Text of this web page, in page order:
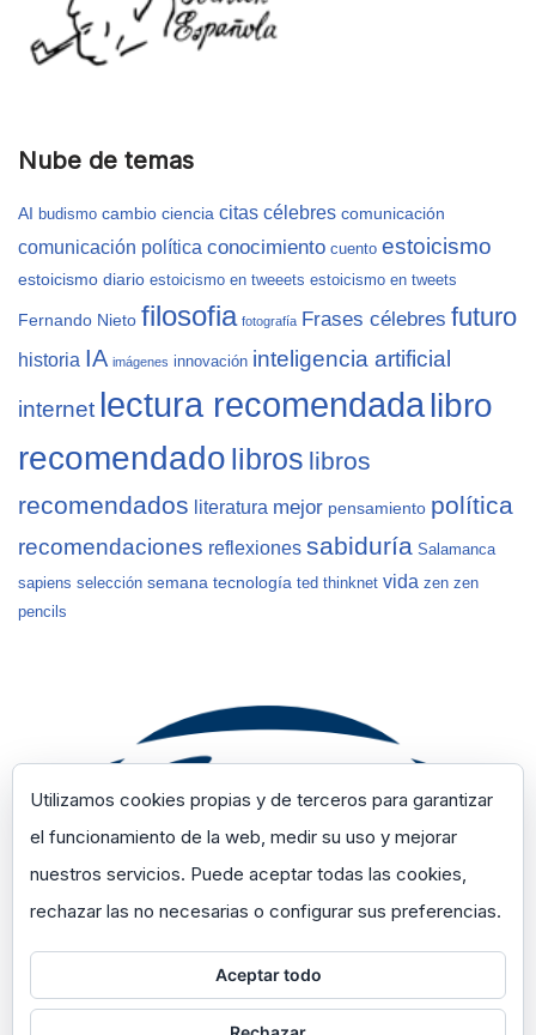
Nube de temas
AI budismo cambio ciencia citas célebres comunicación
comunicación política conocimiento cuento estoicismo
estoicismo diario estoicismo en tweeets estoicismo en tweets
Fernando Nieto filosofia fotografía Frases célebres futuro
historia IA imágenes innovación inteligencia artificial
internet lectura recomendada libro
recomendado libros libros
recomendados literatura mejor pensamiento política
recomendaciones reflexiones sabiduría Salamanca
sapiens selección semana tecnología ted thinknet vida zen zen
pencils
Utilizamos cookies propias y de terceros para garantizar
el funcionamiento de la web, medir su uso y mejorar
nuestros servicios. Puede aceptar todas las cookies,
rechazar las no necesarias o configurar sus preferencias.
Aceptar todo